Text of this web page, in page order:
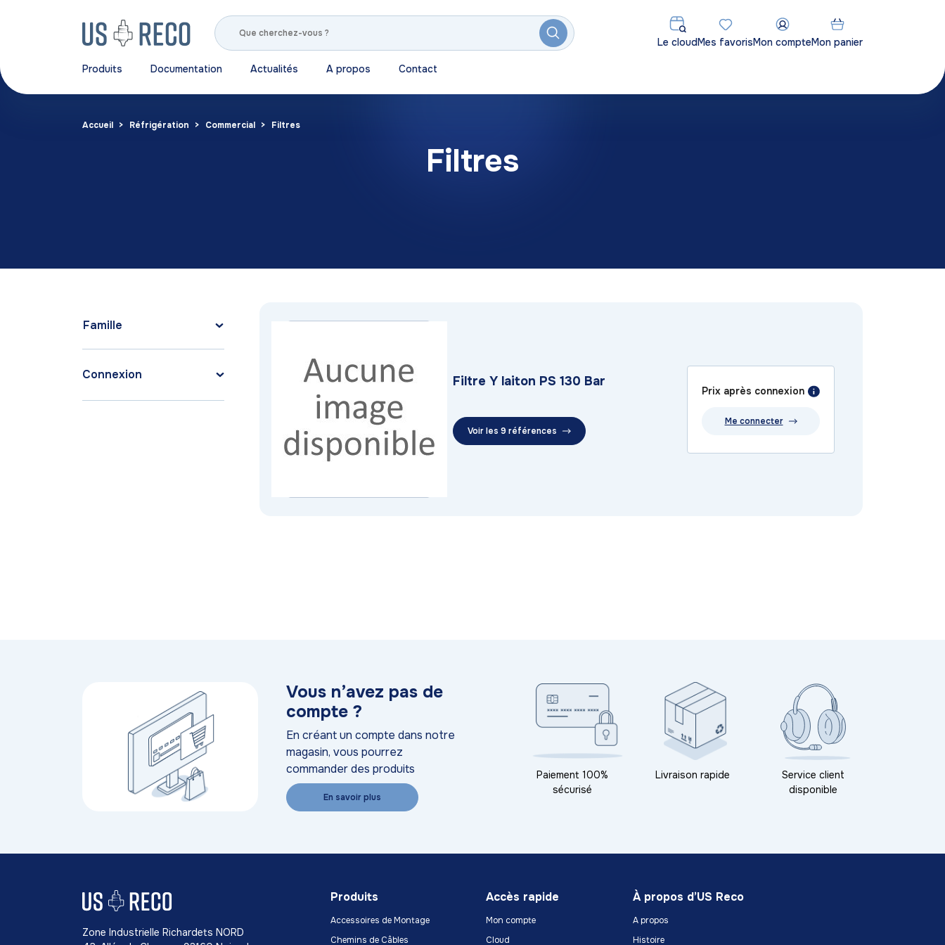
Le cloudMes favorisMon compteMon panier
Produits Documentation Actualités A propos Contact
Accueil Réfrigération Commercial Filtres
Filtres
Famille
Connexion Filtre Y laiton PS 130 Bar
Voir les 9 références
Prix après connexion
Me connecter
Vous n’avez pas de
compte ?
En créant un compte dans notre
magasin, vous pourrez
commander des produits
En savoir plus
Paiement 100%
sécurisé
Livraison rapide
Service client
disponible
Zone Industrielle Richardets NORD
Produits
Accessoires de Montage
Chemins de Câbles
Accès rapide
Mon compte
Cloud
À propos d’US Reco
A propos
Histoire